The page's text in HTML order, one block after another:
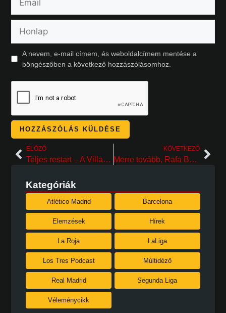
Kategóriák
Atlético Madrid Barcelona
Elemzések Hírek
La Roja LaLiga
Los Tres Podcast Múltidéző
Real Madrid Segunda Liga
Véleménycikk
A nevem, e-mail címem, és weboldalcímem mentése a
böngészőben a következő hozzászólásomhoz.
ELŐZŐ
Teljes restart – A Villarreal 2024 nyári átigazolási szezonja
KÖVETKEZŐ
Merre tovább, Rafa Benítez?